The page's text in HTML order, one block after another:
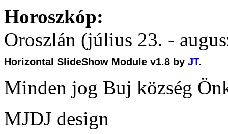
Horoszkóp:
Oroszlán (július 23. -
Horizontal SlideShow Module v1.8 by JT.
Minden jog Buj község
MJDJ design